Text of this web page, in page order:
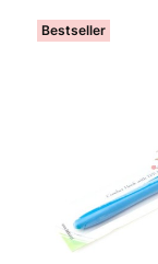
Bestseller